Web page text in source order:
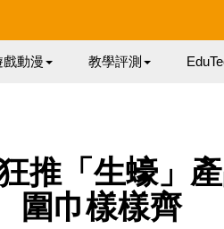
戲動漫 教學評測
推「生蠔」
圍巾樣樣齊